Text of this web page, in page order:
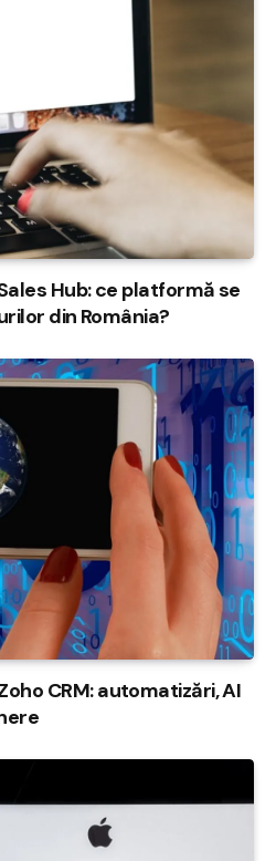
Hub: ce platformă se
din România?
CRM: automatizări, AI